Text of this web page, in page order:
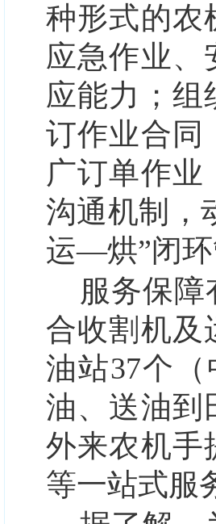
种形式的农
应急作业、
应能力；组
订作业合同
广订单作
沟通机制，
运—烘”闭环
服务保
合收割机及
油站37个
油、送油到
外来农机手
等一站式服